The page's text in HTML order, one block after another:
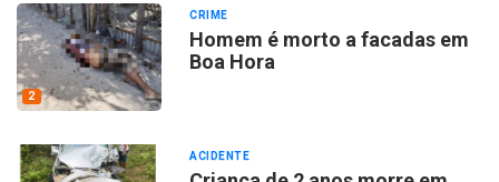
2
CRIME
Homem é morto a facadas em
Boa Hora
ACIDENTE